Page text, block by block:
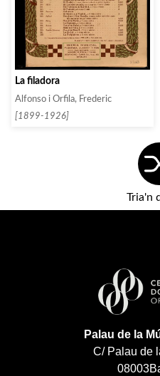
La filadora
Alfonso i Orfila, Frederic
[1899-1926]
Tria'n
Palau de la
C/ Palau de
08003